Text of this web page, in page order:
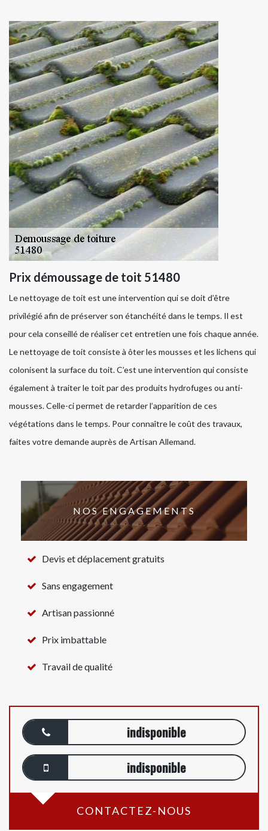
Prix démoussage de toit 51480
Le nettoyage de toit est une intervention qui se doit d’être
privilégié afin de préserver son étanchéité dans le temps. Il est
pour cela conseillé de réaliser cet entretien une fois chaque année.
Le nettoyage de toit consiste à ôter les mousses et les lichens qui
colonisent la surface du toit. C’est une intervention qui consiste
également à traiter le toit par des produits hydrofuges ou anti-
mousses. Celle-ci permet de retarder l’apparition de ces
végétations dans le temps. Pour connaître le coût des travaux,
faites votre demande auprès de Artisan Allemand.
NOS ENGAGEMENTS
Devis et déplacement gratuits
Sans engagement
Artisan passionné
Prix imbattable
Travail de qualité
indisponible
indisponible
CONTACTEZ-NOUS